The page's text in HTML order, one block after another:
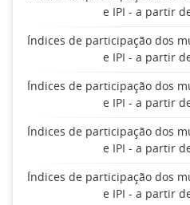
e IPI - a partir
Índices de participação dos
e IPI - a partir
Índices de participação dos
e IPI - a partir
Índices de participação dos
e IPI - a partir
Índices de participação dos
e IPI - a partir